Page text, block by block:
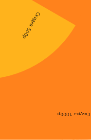
Скидка 500р
Скидка 1000р